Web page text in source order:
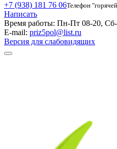
+7 (938) 181 76 06Телефон
Написать
Время работы: Пн-Пт 08-20,
E-mail: priz5pol@list.ru
Версия для слабовидящих